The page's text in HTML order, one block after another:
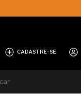
CADASTRE-SE